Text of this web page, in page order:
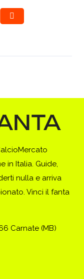
in Italia. Guide,
nulla e arriva
Vinci il fanta
Carnate (MB)